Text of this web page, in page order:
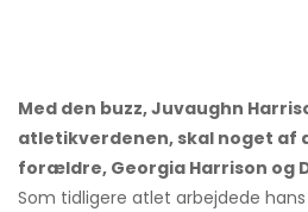
Med den buzz, Juvaughn
atletikverdenen, skal noget af
forældre, Georgia Harrison og
Som tidligere atlet arbejdede